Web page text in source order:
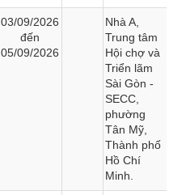
03/09/2026
đến
05/09/2026
Nhà A,
Trung tâm
Hội chợ và
Triển lãm
Sài Gòn -
SECC,
phường
Tân Mỹ,
Thành phố
Hồ Chí
Minh.